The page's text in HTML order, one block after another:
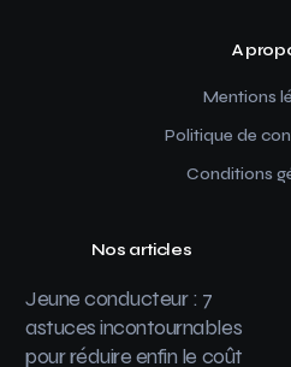
A
Mentions
Politique de
Conditions
Nos articles
Jeune conducteur : 7
astuces incontournables
pour réduire enfin le coût